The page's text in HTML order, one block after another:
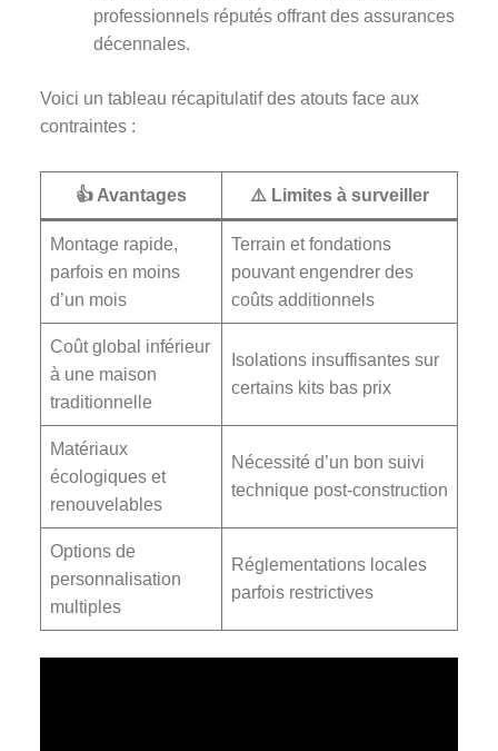
professionnels réputés offrant des assurances
décennales.
Voici un tableau récapitulatif des atouts face aux
contraintes :
👍 Avantages ⚠️ Limites à surveiller
Montage rapide,
parfois en moins
d’un mois
Terrain et fondations
pouvant engendrer des
coûts additionnels
Coût global inférieur
à une maison
traditionnelle
Isolations insuffisantes sur
certains kits bas prix
Matériaux
écologiques et
renouvelables
Nécessité d’un bon suivi
technique post-construction
Options de
personnalisation
multiples
Réglementations locales
parfois restrictives